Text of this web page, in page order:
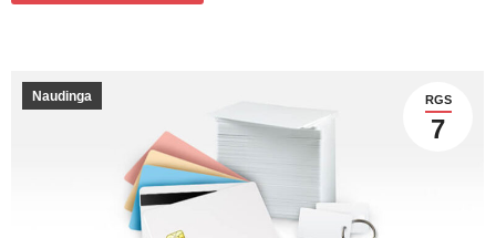
RGS
7
Naudinga